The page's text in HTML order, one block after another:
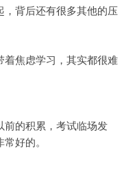
背后还有很多其他的压
着焦虑学习，其实都很难
前的积累，考试临场发
好的。